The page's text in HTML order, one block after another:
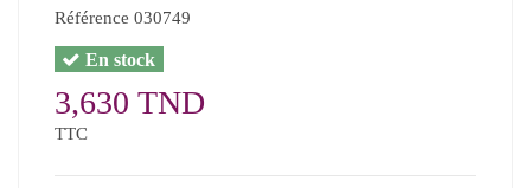
Référence 030749
En stock
3,630 TND
TTC